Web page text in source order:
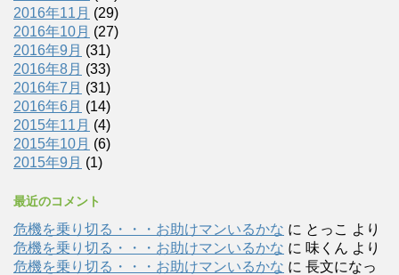
2016年11月 (29)
2016年10月 (27)
2016年9月 (31)
2016年8月 (33)
2016年7月 (31)
2016年6月 (14)
2015年11月 (4)
2015年10月 (6)
2015年9月 (1)
最近のコメント
危機を乗り切る・・・お助けマンいるかな に とっこ より
危機を乗り切る・・・お助けマンいるかな に 味くん より
危機を乗り切る・・・お助けマンいるかな に 長文になっ